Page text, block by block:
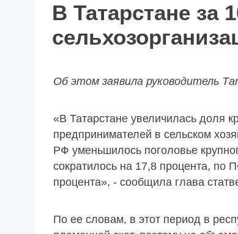
В Татарстане за
Об этом заявила руководитель
«В Татарстане увеличилась доля
предпринимателей в сельском
РФ уменьшилось поголовье
сократилось на 17,8 процента,
процента», - сообщила глава
По ее словам, в этот период в